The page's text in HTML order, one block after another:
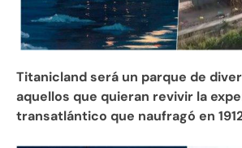
Titanicland será un parque de
aquellos que quieran revivir la
transatlántico que naufragó en